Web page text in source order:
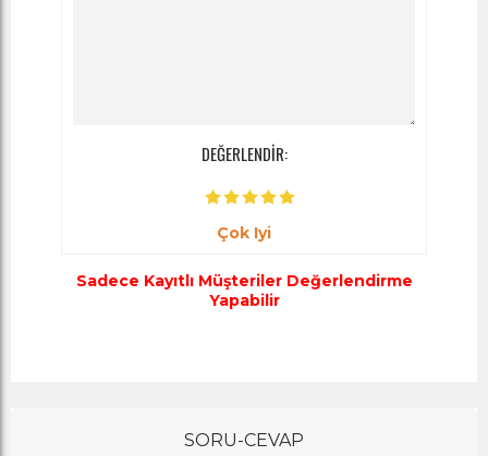
DEĞERLENDİR:
Çok Iyi
Sadece Kayıtlı Müşteriler Değerlendirme
Yapabilir
SORU-CEVAP